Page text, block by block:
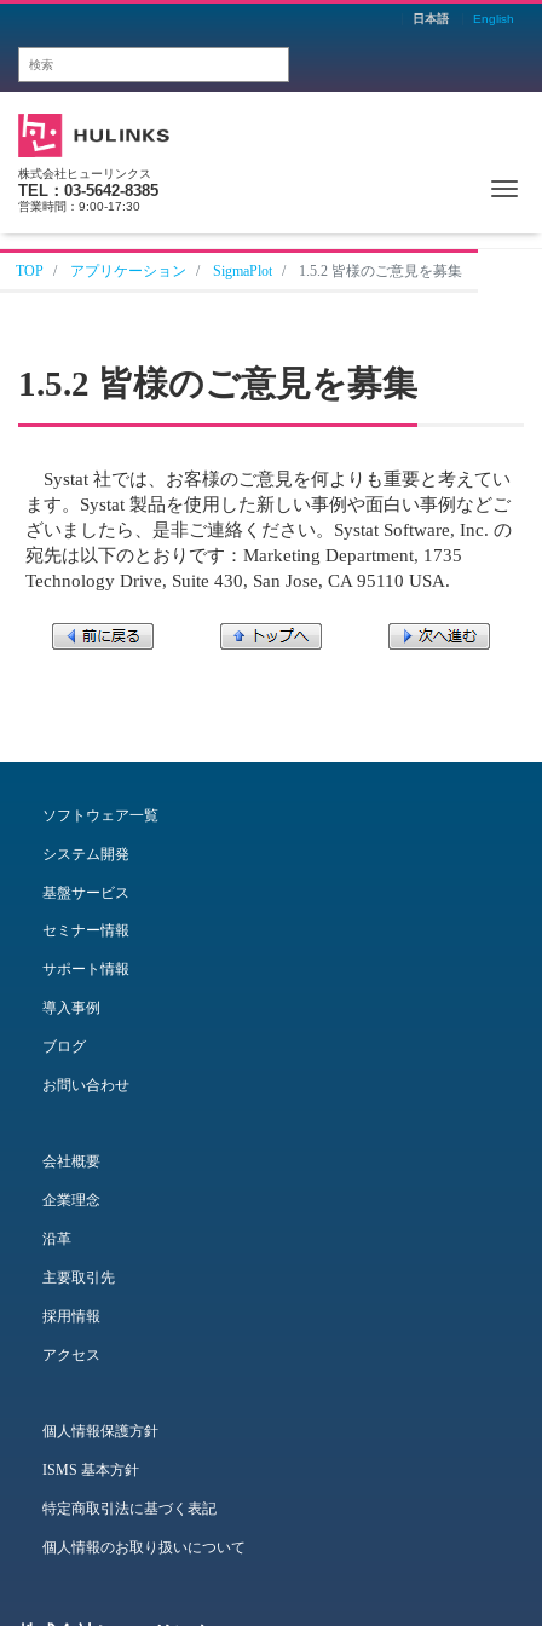
日本語 English
株式会社ヒューリンクス
TEL：03-5642-8385
営業時間：9:00-17:30
TOP アプリケーション SigmaPlot 1.5.2 皆様のご意見を募集
1.5.2 皆様のご意見を募集
Systat 社では、お客様のご意見を何よりも重要と考えてい
ます。Systat 製品を使用した新しい事例や面白い事例などご
ざいましたら、是非ご連絡ください。Systat Software, Inc. の
宛先は以下のとおりです：Marketing Department, 1735
Technology Drive, Suite 430, San Jose, CA 95110 USA.
ソフトウェア一覧
システム開発
基盤サービス
セミナー情報
サポート情報
導入事例
ブログ
お問い合わせ
会社概要
企業理念
沿革
主要取引先
採用情報
アクセス
個人情報保護方針
ISMS 基本方針
特定商取引法に基づく表記
個人情報のお取り扱いについて